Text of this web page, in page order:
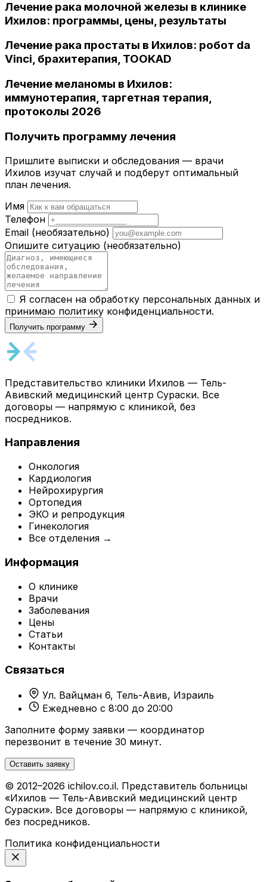
Лечение рака молочной железы в клинике
Ихилов: программы, цены, результаты
Лечение рака простаты в Ихилов: робот da
Vinci, брахитерапия, TOOKAD
Лечение меланомы в Ихилов:
иммунотерапия, таргетная терапия,
протоколы 2026
Получить программу лечения
Пришлите выписки и обследования — врачи
Ихилов изучат случай и подберут оптимальный
план лечения.
Имя
Телефон
Email (необязательно)
Опишите ситуацию (необязательно)
Я согласен на обработку персональных данных и
принимаю политику конфиденциальности.
Получить программу
Представительство клиники Ихилов — Тель-
Авивский медицинский центр Сураски. Все
договоры — напрямую с клиникой, без
посредников.
Направления
Онкология
Кардиология
Нейрохирургия
Ортопедия
ЭКО и репродукция
Гинекология
Все отделения →
Информация
О клинике
Врачи
Заболевания
Цены
Статьи
Контакты
Связаться
Ул. Вайцман 6, Тель-Авив, Израиль
Ежедневно с 8:00 до 20:00
Заполните форму заявки — координатор
перезвонит в течение 30 минут.
Оставить заявку
© 2012–2026 ichilov.co.il. Представитель больницы
«Ихилов — Тель-Авивский медицинский центр
Сураски». Все договоры — напрямую с клиникой,
без посредников.
Политика конфиденциальности